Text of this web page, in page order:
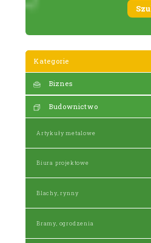
Kategorie
Biznes
Budownictwo
Artykuły metalowe
Biura projektowe
Blachy, rynny
Bramy, ogrodzenia